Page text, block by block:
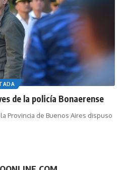
de la policía Bonaerense
Provincia de Buenos Aires dispuso